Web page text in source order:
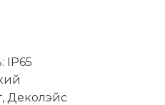
IP65
Деколэйс